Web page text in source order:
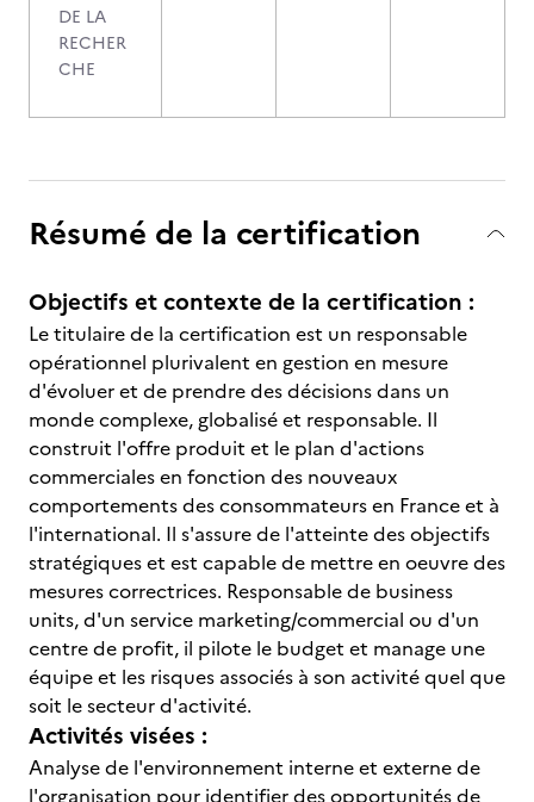
DE LA
RECHER
CHE
Résumé de la certification
Objectifs et contexte de la certification :
Le titulaire de la certification est un responsable
opérationnel plurivalent en gestion en mesure
d'évoluer et de prendre des décisions dans un
monde complexe, globalisé et responsable. Il
construit l'offre produit et le plan d'actions
commerciales en fonction des nouveaux
comportements des consommateurs en France et à
l'international. Il s'assure de l'atteinte des objectifs
stratégiques et est capable de mettre en oeuvre des
mesures correctrices. Responsable de business
units, d'un service marketing/commercial ou d'un
centre de profit, il pilote le budget et manage une
équipe et les risques associés à son activité quel que
soit le secteur d'activité.
Activités visées :
Analyse de l'environnement interne et externe de
l'organisation pour identifier des opportunités de